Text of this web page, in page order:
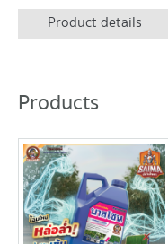
Product details
Products